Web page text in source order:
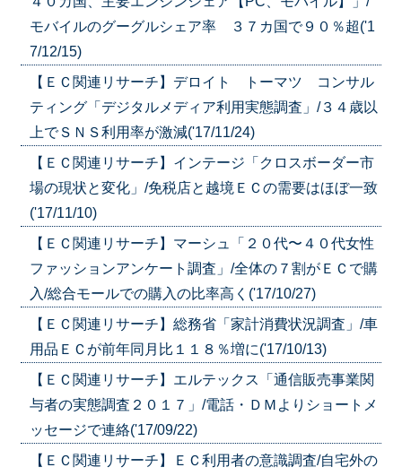
モバイルのグーグルシェア率 ３７カ国で９０％超('1
7/12/15)
【ＥＣ関連リサーチ】デロイト トーマツ コンサル
ティング「デジタルメディア利用実態調査」/３４歳以
上でＳＮＳ利用率が激減('17/11/24)
【ＥＣ関連リサーチ】インテージ「クロスボーダー市
場の現状と変化」/免税店と越境ＥＣの需要はほぼ一致
('17/11/10)
【ＥＣ関連リサーチ】マーシュ「２０代〜４０代女性
ファッションアンケート調査」/全体の７割がＥＣで購
入/総合モールでの購入の比率高く('17/10/27)
【ＥＣ関連リサーチ】総務省「家計消費状況調査」/車
用品ＥＣが前年同月比１１８％増に('17/10/13)
【ＥＣ関連リサーチ】エルテックス「通信販売事業関
与者の実態調査２０１７」/電話・ＤＭよりショートメ
ッセージで連絡('17/09/22)
【ＥＣ関連リサーチ】ＥＣ利用者の意識調査/自宅外の